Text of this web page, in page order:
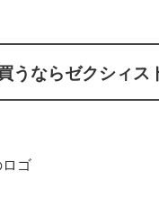
うならゼクシィス